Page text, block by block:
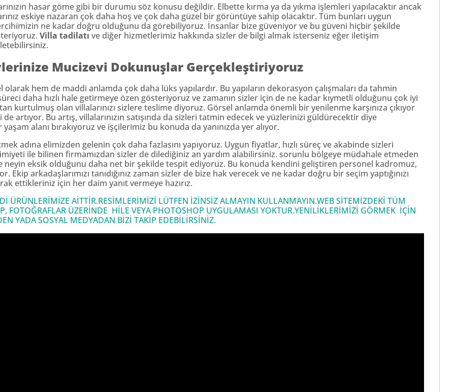
hasar göme gibi bir durumu söz konusu değildir. Elbette kırma ya da yıkma işlemleri yapılacaktır ancak
eskiye nazaran çok daha hoş ve çok daha güzel bir görüntüye sahip olacaktır. Tüm bunları uygun
ne kadar doğru olduğunu da görebiliyoruz. İnsanlar bize güveniyor ve bu güveni hiçbir şekilde
Villa tadilatı ve diğer hizmetlerimiz hakkında sizler de bilgi almak isterseniz eğer iletişim
Mucizevi Dokunuşlar Gerçekleştiriyoruz
hem de maddi anlamda çok daha lüks yapılardır. Bu yapıların dekorasyon çalışmaları da tahmin
daha hızlı hale getirmeye özen gösteriyoruz ve zamanın sizler için de ne kadar kıymetli olduğunu çok iyi
kurtulmuş olan villalarınızı sizlere teslime diyoruz. Görsel anlamda önemli bir yenilenme karşınıza çıkıyor
de artıyor. Bu artış, villalarınızın satışında da sizleri tatmin edecek ve yüzlerinizi güldürecektir diye
alanı bırakıyoruz ve işçilerimiz bu konuda da yanınızda yer alıyor.
adına elimizden gelenin çok daha fazlasını yapıyoruz. Uygun fiyatlar, hızlı süreç ve akabinde sizleri
ile bilinen firmamızdan sizler de dilediğiniz an yardım alabilirsiniz. sorunlu bölgeye müdahale etmeden
neyin eksik olduğunu daha net bir şekilde tespit ediyoruz. Bu konuda kendini geliştiren personel kadromuz,
Ekip arkadaşlarımızı tanıdığınız zaman sizler de bize hak verecek ve ne kadar doğru bir seçim yaptığınızı
ettikleriniz için her daim yanıt vermeye hazırız.
ÜRÜNLERİMİZE AİTTİR.RESİMLERİMİZİ LÜTFEN İZİNSİZ ALMAYIN KULLANMAYIN.WEB SİTEMİZDEKİ TÜM
FOTOĞRAFLAR ÜZERİNDE HİLE VEYA PHOTOSHOP UYGULAMASI YOKTUR.YENİLİKLERİMİZİ GÖRMEK İÇİN
YADA SOSYAL MEDYADAN BİZİ TAKİP EDEBİLİRSİNİZ.